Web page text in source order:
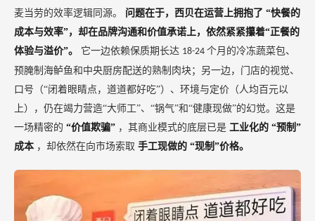
麦当劳的效率逻辑同源。 问题在于，西贝在运营上拥抱了 “快餐的
成本与效率”，却在品牌沟通和价值承诺上，依然紧紧攥着“正餐的
体验与溢价”。 它一边依赖保质期长达 18-24 个月的冷冻蔬菜包、
预腌制海鲈鱼和中央厨房配送的熟制肉块；另一边，门店的视觉、
口号（“闭着眼睛点，道道都好吃”）、环境与定价（人均百元以
上），仍在竭力营造“大师工”、“锅气”和“健康现做”的幻觉。这是
一场精密的 “价值欺骗” ，其商业模式的底层已是 工业化的 “预制”
成本 ，却依然在向市场索取 手工现做的 “现制”价格。